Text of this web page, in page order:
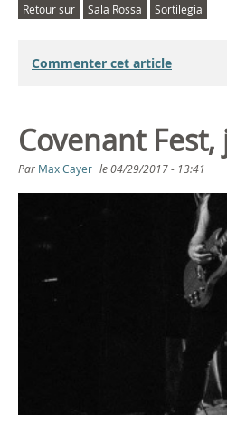
Retour sur
Sala Rossa Sortilegia
Commenter cet article
Covenant
Par Max Cayer le04/29/2017 - 13:41